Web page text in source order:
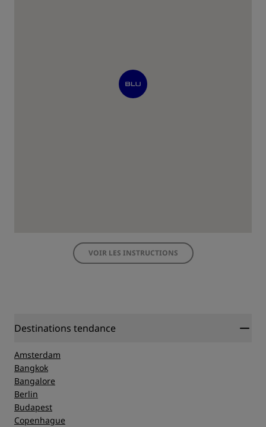
VOIR LES INSTRUCTIONS
Destinations tendance
Amsterdam
Bangkok
Bangalore
Berlin
Budapest
Copenhague